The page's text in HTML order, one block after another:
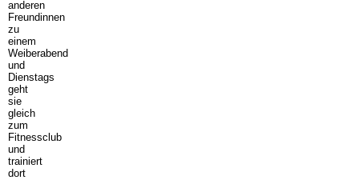
anderen
Freundinnen
zu
einem
Weiberabend
und
Dienstags
geht
sie
gleich
zum
Fitnessclub
und
trainiert
dort